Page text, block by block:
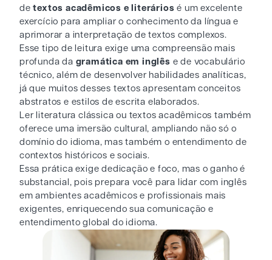
detextos acadêmicos e literários é um excelente
exercício para ampliar o conhecimento da língua e
aprimorar a interpretação de textos complexos.
Esse tipo de leitura exige uma compreensão mais
profunda da gramática em inglês e de vocabulário
técnico, além de desenvolver habilidades analíticas,
já que muitos desses textos apresentam conceitos
abstratos e estilos de escrita elaborados.
Ler literatura clássica ou textos acadêmicos também
oferece uma imersão cultural, ampliando não só o
domínio do idioma, mas também o entendimento de
contextos históricos e sociais.
Essa prática exige dedicação e foco, mas o ganho é
substancial, pois prepara você para lidar com inglês
em ambientes acadêmicos e profissionais mais
exigentes, enriquecendo sua comunicação e
entendimento global do idioma.